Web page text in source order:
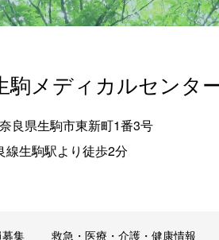
駒メディカルセンタ
良県生駒市東新町1番3号
線生駒駅より徒歩2分
集 救急・医療・介護・健康情報